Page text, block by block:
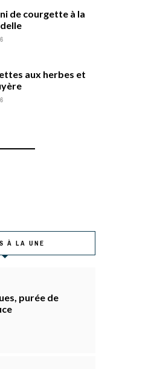
de courgette à la
aux herbes et
À LA UNE
purée de